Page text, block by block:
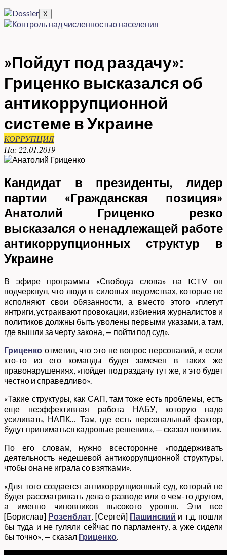
X
»Пойдут под раздачу»:
Гриценко высказался об
антикоррупционной
системе в Украине
КОРРУПЦИЯ
На: 22.01.2019
Кандидат в президенты, лидер
партии «Гражданская позиция»
Анатолий Гриценко резко
высказался о ненадлежащей работе
антикоррупционных структур в
Украине
В эфире программы «Свобода слова» на ICTV он
подчеркнул, что люди в силовых ведомствах, которые не
исполняют свои обязанности, а вместо этого «плетут
интриги, устраивают провокации, избиения журналистов и
политиков должны быть уволены первыми указами, а там,
где вышли за черту закона, — пойти под суд».
Гриценко отметил, что это не вопрос персоналий, и если
кто-то из его команды будет замечен в таких же
правонарушениях, «пойдет под раздачу тут же, и это будет
честно и справедливо».
«Такие структуры, как САП, там тоже есть проблемы, есть
еще неэффективная работа НАБУ, которую надо
усиливать, НАПК… Там, где есть персональный фактор,
будут приниматься кадровые решения», — сказал политик.
По его словам, нужно всесторонне «поддерживать
деятельность недешевой антикоррупционной структуры,
чтобы она не играла со взятками».
«Для того создается антикоррупционный суд, который не
будет рассматривать дела о разводе или о чем-то другом,
а именно чиновников высокого уровня. Эти все
[Борислав] Розенблат , [Сергей] Пашинский и т.д. пошли
бы туда и не гуляли сейчас по парламенту, а уже сидели
бы точно», — сказал Гриценко